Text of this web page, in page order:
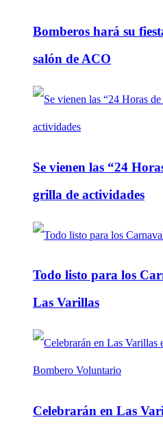
Bomberos hará su
salón de ACO
Se vienen las “24
grilla de actividades
Todo listo para los
Las Varillas
Celebrarán en Las